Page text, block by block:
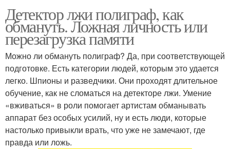
Детектор лжи полиграф, как
обмануть. Ложная личность или
перезагрузка памяти
Можно ли обмануть полиграф? Да, при соответствующей
подготовке. Есть категории людей, которым это удается
легко. Шпионы и разведчики. Они проходят длительное
обучение, как не сломаться на детекторе лжи. Умение
«вживаться» в роли помогает артистам обманывать
аппарат без особых усилий, ну и есть люди, которые
настолько привыкли врать, что уже не замечают, где
правда или ложь.